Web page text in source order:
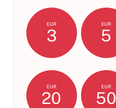
EUR
3
EUR
5
EUR
20
EUR
50